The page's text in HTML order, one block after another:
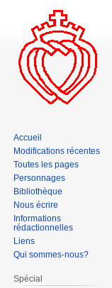
Accueil
Modifications récentes
Toutes les pages
Personnages
Bibliothèque
Nous écrire
Informations
rédactionnelles
Liens
Qui sommes-nous?
Spécial